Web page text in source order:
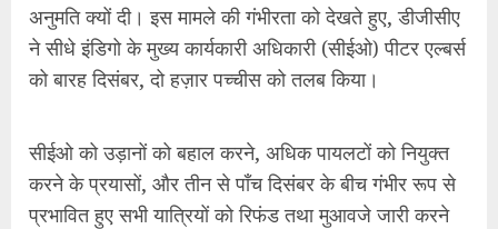
अनुमति क्यों दी। इस मामले की गंभीरता को देखते हुए, डीजीसीए
ने सीधे इंडिगो के मुख्य कार्यकारी अधिकारी (सीईओ) पीटर एल्बर्स
को बारह दिसंबर, दो हज़ार पच्चीस को तलब किया।
सीईओ को उड़ानों को बहाल करने, अधिक पायलटों को नियुक्त
करने के प्रयासों, और तीन से पाँच दिसंबर के बीच गंभीर रूप से
प्रभावित हुए सभी यात्रियों को रिफंड तथा मुआवजे जारी करने